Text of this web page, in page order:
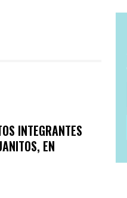
INTEGRANTES
EN